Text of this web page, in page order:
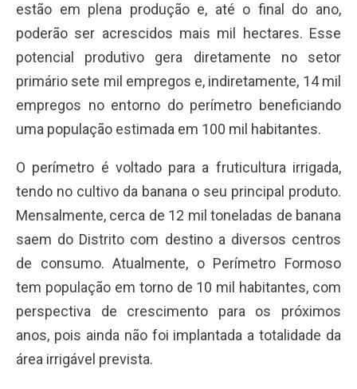
estão em plena produção e, até o final do ano,
poderão ser acrescidos mais mil hectares. Esse
potencial produtivo gera diretamente no setor
primário sete mil empregos e, indiretamente, 14 mil
empregos no entorno do perímetro beneficiando
uma população estimada em 100 mil habitantes.
O perímetro é voltado para a fruticultura irrigada,
tendo no cultivo da banana o seu principal produto.
Mensalmente, cerca de 12 mil toneladas de banana
saem do Distrito com destino a diversos centros
de consumo. Atualmente, o Perímetro Formoso
tem população em torno de 10 mil habitantes, com
perspectiva de crescimento para os próximos
anos, pois ainda não foi implantada a totalidade da
área irrigável prevista.